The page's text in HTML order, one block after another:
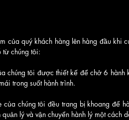
của quý khách hàng lên hàng đầu khi
từ chúng tôi:
chúng tôi được thiết kế để chở 6
trong suốt hành trình.
chúng tôi đều trang bị khoang để
lý và vận chuyển hành lý một cách